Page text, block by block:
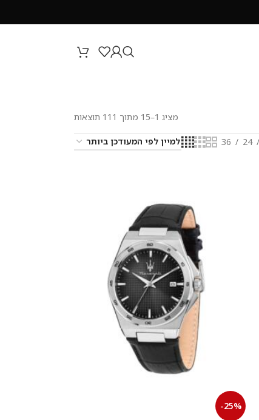
מציג 1–15 מתוך 111 תוצאות
24
36
-25%